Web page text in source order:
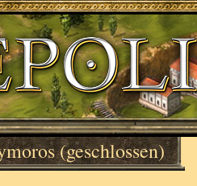
(geschlossen)